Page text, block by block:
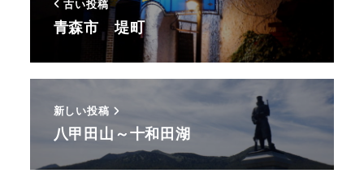
古い投稿
青森市 堤町
新しい投稿
八甲田山～十和田湖